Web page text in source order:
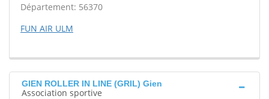
Département: 56370
FUN AIR ULM
GIEN ROLLER IN LINE (GRIL) Gien
Association sportive